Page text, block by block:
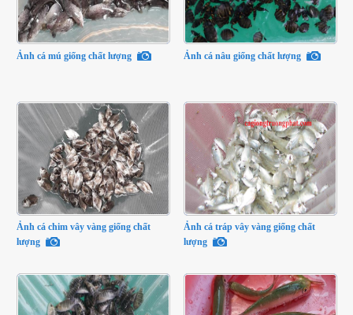
Ảnh cá mú giống chất lượng Ảnh cá nâu giống chất lượng
Ảnh cá chim vây vàng giống chất
lượng
Ảnh cá tráp vây vàng giống chất
lượng